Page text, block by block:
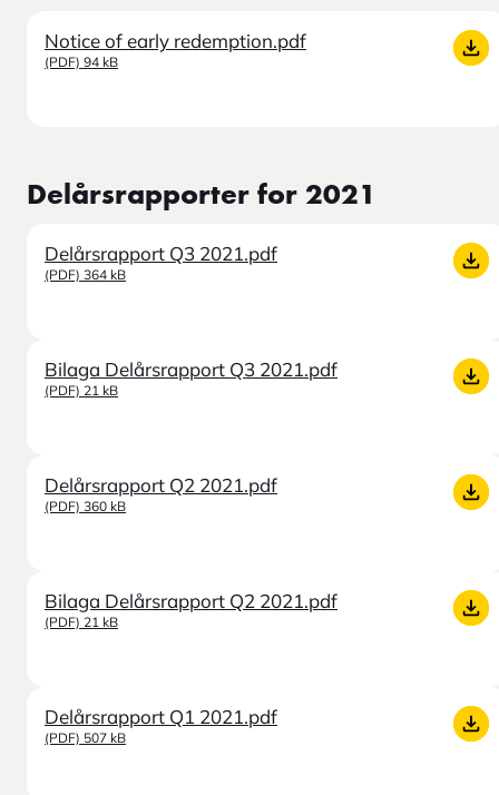
Notice of early redemption.pdf
(PDF) 94 kB
Delårsrapporter for 2021
Delårsrapport Q3 2021.pdf
(PDF) 364 kB
Bilaga Delårsrapport Q3 2021.pdf
(PDF) 21 kB
Delårsrapport Q2 2021.pdf
(PDF) 360 kB
Bilaga Delårsrapport Q2 2021.pdf
(PDF) 21 kB
Delårsrapport Q1 2021.pdf
(PDF) 507 kB